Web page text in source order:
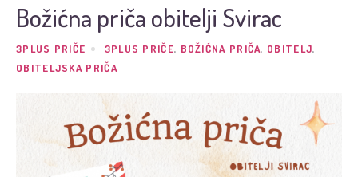
Božićna priča obitelji Svirac
3PLUS PRIČE 3PLUS PRIČE, BOŽIĆNA PRIČA, OBITELJ,
OBITELJSKA PRIČA